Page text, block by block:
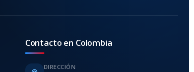
Contacto en Colombia
DIRECCIÓN